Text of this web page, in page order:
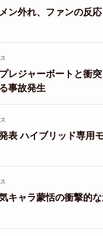
ン外れ、ファンの反
レジャーボートと衝
事故発生
表 ハイブリッド専用
キャラ蒙恬の衝撃的